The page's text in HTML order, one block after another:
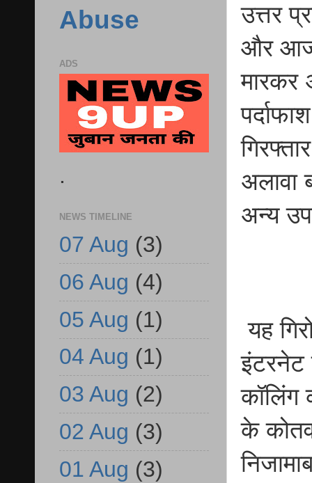
उत्तर
और
मारकर
अलावा
अन्य
यह
इंटरनेट
कॉलिंग
के
Abuse
ADS
.
NEWS TIMELINE
07 Aug (3)
06 Aug (4)
05 Aug (1)
04 Aug (1)
03 Aug (2)
02 Aug (3)
01 Aug (3)